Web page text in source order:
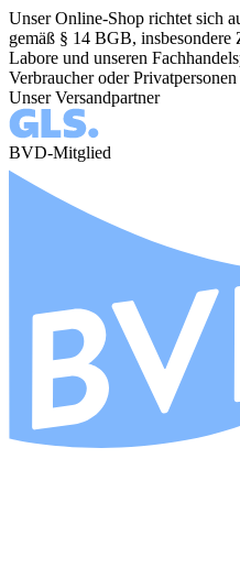
Unser Online-Shop richtet sich
gemäß § 14 BGB, insbesondere
Labore und unseren
Verbraucher oder
Unser Versandpartner
BVD-Mitglied